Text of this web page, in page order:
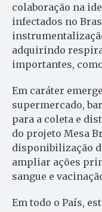
colaboração na
infectados no
adquirindo
importantes,
Em caráter
supermercado,
para a coleta e
do projeto Mesa
disponibilização
ampliar ações
sangue e
Em todo o País,